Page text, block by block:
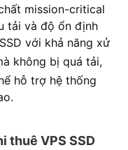
mission-critical
tải và độ ổn định
với khả năng xử
không bị quá tải,
hỗ trợ hệ thống
thuê VPS SSD